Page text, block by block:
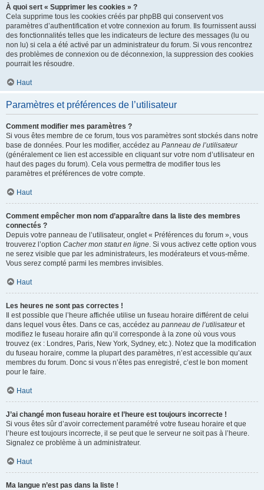
À quoi sert « Supprimer les cookies » ?
Cela supprime tous les cookies créés par phpBB qui conservent vos
paramètres d’authentification et votre connexion au forum. Ils fournissent aussi
des fonctionnalités telles que les indicateurs de lecture des messages (lu ou
non lu) si cela a été activé par un administrateur du forum. Si vous rencontrez
des problèmes de connexion ou de déconnexion, la suppression des cookies
pourrait les résoudre.
Haut
Paramètres et préférences de l’utilisateur
Comment modifier mes paramètres ?
Si vous êtes membre de ce forum, tous vos paramètres sont stockés dans notre
base de données. Pour les modifier, accédez au Panneau de l’utilisateur
(généralement ce lien est accessible en cliquant sur votre nom d’utilisateur en
haut des pages du forum). Cela vous permettra de modifier tous les
paramètres et préférences de votre compte.
Haut
Comment empêcher mon nom d’apparaître dans la liste des membres
connectés ?
Depuis votre panneau de l’utilisateur, onglet « Préférences du forum », vous
trouverez l’option Cacher mon statut en ligne. Si vous activez cette option vous
ne serez visible que par les administrateurs, les modérateurs et vous-même.
Vous serez compté parmi les membres invisibles.
Haut
Les heures ne sont pas correctes !
Il est possible que l’heure affichée utilise un fuseau horaire différent de celui
dans lequel vous êtes. Dans ce cas, accédez au panneau de l’utilisateuret
modifiez le fuseau horaire afin qu’il corresponde à la zone où vous vous
trouvez (ex : Londres, Paris, New York, Sydney, etc.). Notez que la modification
du fuseau horaire, comme la plupart des paramètres, n’est accessible qu’aux
membres du forum. Donc si vous n’êtes pas enregistré, c’est le bon moment
pour le faire.
Haut
J’ai changé mon fuseau horaire et l’heure est toujours incorrecte !
Si vous êtes sûr d’avoir correctement paramétré votre fuseau horaire et que
l’heure est toujours incorrecte, il se peut que le serveur ne soit pas à l’heure.
Signalez ce problème à un administrateur.
Haut
Ma langue n’est pas dans la liste !